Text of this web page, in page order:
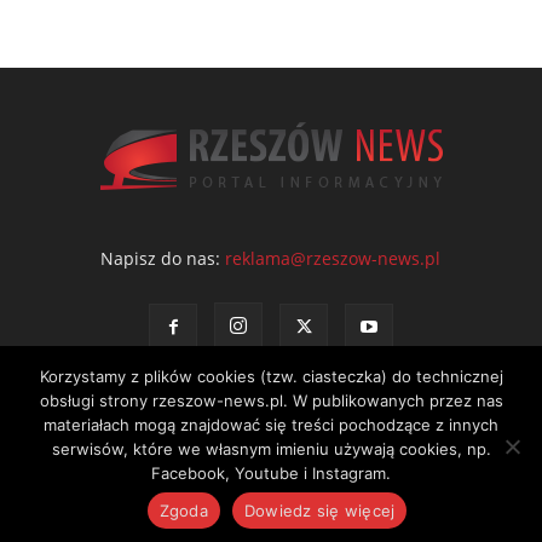
Napisz do nas: reklama@rzeszow-news.pl
Kontakt Polityka prywatności Regulamin portalu
© NEWS Sp. z o.o. - wydawca portalu Rzeszów News. Wszystkie prawa
zastrzeżone. Tel.: 601 97 55 30
Korzystamy z plików cookies (tzw. ciasteczka) do technicznej
obsługi strony rzeszow-news.pl. W publikowanych przez nas
materiałach mogą znajdować się treści pochodzące z innych
serwisów, które we własnym imieniu używają cookies, np.
Facebook, Youtube i Instagram.
Zgoda
Dowiedz się więcej